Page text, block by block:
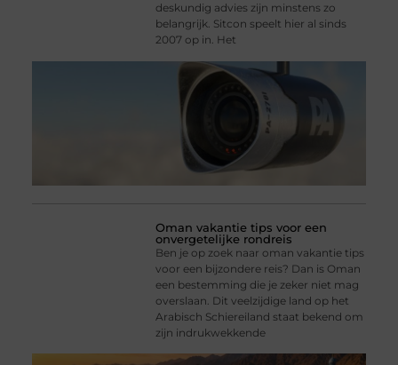
deskundig advies zijn minstens zo
belangrijk. Sitcon speelt hier al sinds
2007 op in. Het
Oman vakantie tips voor een
onvergetelijke rondreis
Ben je op zoek naar oman vakantie tips
voor een bijzondere reis? Dan is Oman
een bestemming die je zeker niet mag
overslaan. Dit veelzijdige land op het
Arabisch Schiereiland staat bekend om
zijn indrukwekkende